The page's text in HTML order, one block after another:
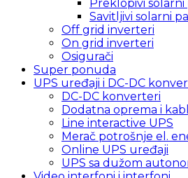
Preklopivi solarni
Savitljivi solarni
Off grid inverteri
On grid inverteri
Osigurači
Super ponuda
UPS uređaji i DC-DC
DC-DC konverteri
Dodatna oprema i
Line interactive UPS
Merač potrošnje el.
Online UPS uređaji
UPS sa dužom